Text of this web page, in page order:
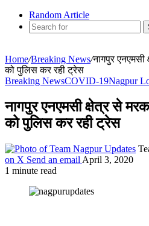
Random Article
Home/Breaking News/नागपुर एनएमसी
को पुलिस कर रही ट्रेस
Breaking NewsCOVID-19Nagpur
नागपुर एनएमसी क्षेत्र से
को पुलिस कर रही ट्रेस
on X Send an email April 3, 2020
1 minute read